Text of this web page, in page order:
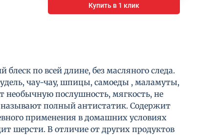
Купить в 1 клик
по всей длине, без масляного следа.
чау-чау, шпицы, самоеды , маламуты,
необычную послушность, мягкость, не
называют полный антистатик. Содержит
применения в домашних условиях
шерсти. В отличие от других продуктов